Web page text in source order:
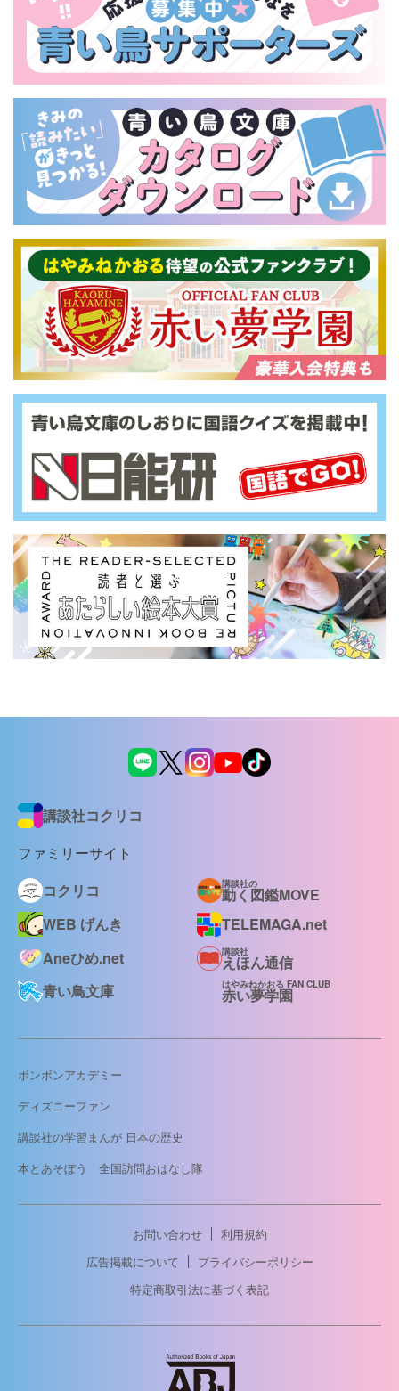
講談社コクリコ
ファミリーサイト
コクリコ
講談社の
動く図鑑MOVE
WEB げんき
TELEMAGA.net
Aneひめ.net
講談社
えほん通信
青い鳥文庫
はやみねかおる FAN CLUB
赤い夢学園
ボンボンアカデミー
ディズニーファン
講談社の学習まんが 日本の歴史
本とあそぼう 全国訪問おはなし隊
お問い合わせ
利用規約
広告掲載について
プライバシーポリシー
特定商取引法に基づく表記